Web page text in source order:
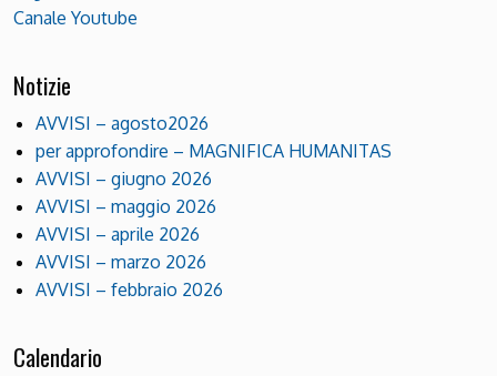
Canale Youtube
Notizie
AVVISI – agosto2026
per approfondire – MAGNIFICA HUMANITAS
AVVISI – giugno 2026
AVVISI – maggio 2026
AVVISI – aprile 2026
AVVISI – marzo 2026
AVVISI – febbraio 2026
Calendario